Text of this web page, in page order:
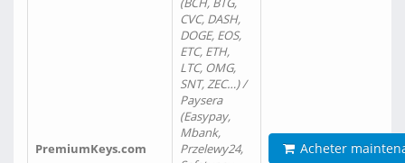
PremiumKeys.com
CVC, DASH,
DOGE, EOS,
ETC, ETH,
LTC, OMG,
SNT, ZEC…) /
Paysera
(Easypay,
Mbank,
Przelewy24,
Acheter